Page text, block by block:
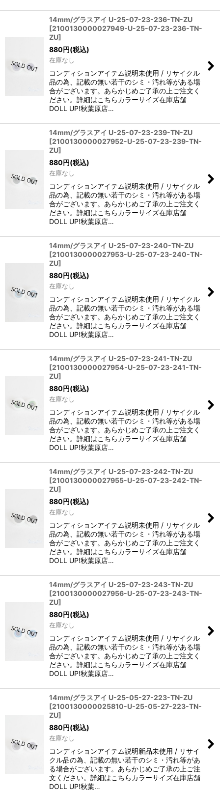
14mm/グラスアイ U-25-07-23-236-TN-ZU
[2100130000027949-U-25-07-23-236-TN-
ZU]
880円(税込)
在庫なし
コンディションアイテム説明未使用 / リサイクル
品の為、記載の無い若干のシミ・汚れ等がある場
合がございます。あらかじめご了承の上ご注文く
ださい。詳細はこちらカラーサイズ在庫店舗
DOLL UP!秋葉原店…
14mm/グラスアイ U-25-07-23-239-TN-ZU
[2100130000027952-U-25-07-23-239-TN-
ZU]
880円(税込)
在庫なし
コンディションアイテム説明未使用 / リサイクル
品の為、記載の無い若干のシミ・汚れ等がある場
合がございます。あらかじめご了承の上ご注文く
ださい。詳細はこちらカラーサイズ在庫店舗
DOLL UP!秋葉原店…
14mm/グラスアイ U-25-07-23-240-TN-ZU
[2100130000027953-U-25-07-23-240-TN-
ZU]
880円(税込)
在庫なし
コンディションアイテム説明未使用 / リサイクル
品の為、記載の無い若干のシミ・汚れ等がある場
合がございます。あらかじめご了承の上ご注文く
ださい。詳細はこちらカラーサイズ在庫店舗
DOLL UP!秋葉原店…
14mm/グラスアイ U-25-07-23-241-TN-ZU
[2100130000027954-U-25-07-23-241-TN-
ZU]
880円(税込)
在庫なし
コンディションアイテム説明未使用 / リサイクル
品の為、記載の無い若干のシミ・汚れ等がある場
合がございます。あらかじめご了承の上ご注文く
ださい。詳細はこちらカラーサイズ在庫店舗
DOLL UP!秋葉原店…
14mm/グラスアイ U-25-07-23-242-TN-ZU
[2100130000027955-U-25-07-23-242-TN-
ZU]
880円(税込)
在庫なし
コンディションアイテム説明未使用 / リサイクル
品の為、記載の無い若干のシミ・汚れ等がある場
合がございます。あらかじめご了承の上ご注文く
ださい。詳細はこちらカラーサイズ在庫店舗
DOLL UP!秋葉原店…
14mm/グラスアイ U-25-07-23-243-TN-ZU
[2100130000027956-U-25-07-23-243-TN-
ZU]
880円(税込)
在庫なし
コンディションアイテム説明未使用 / リサイクル
品の為、記載の無い若干のシミ・汚れ等がある場
合がございます。あらかじめご了承の上ご注文く
ださい。詳細はこちらカラーサイズ在庫店舗
DOLL UP!秋葉原店…
14mm/グラスアイ U-25-05-27-223-TN-ZU
[2100130000025810-U-25-05-27-223-TN-
ZU]
880円(税込)
在庫なし
コンディションアイテム説明新品未使用 / リサイ
クル品の為、記載の無い若干のシミ・汚れ等があ
る場合がございます。あらかじめご了承の上ご注
文ください。詳細はこちらカラーサイズ在庫店舗
DOLL UP!秋葉…